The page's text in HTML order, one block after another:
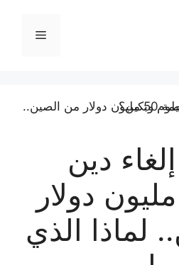
القائمة
دين
بقيمة 50 مليون دولار
لماذا الذي